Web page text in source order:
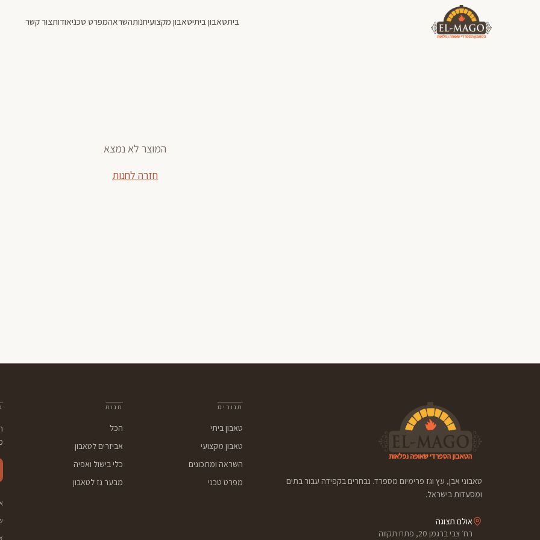
ביתטאבון ביתיטאבון מקצועיחנותהשראהמפרט טכניאודותצור קשר
המוצר לא נמצא
חזרה לחנות
טאבוני אבן, עץ וגז פרימיום מספרד. נבחרים בקפידה עבור בתים
ומסעדות בישראל.
אולם תצוגה
רח׳ צבי ברגמן 20, פתח תקווה
תנורים
טאבון ביתי
טאבון מקצועי
השראה ומתכונים
מפרט טכני
חנות
הכל
אביזרים לטאבון
כלי בישול ואפיה
מבער גז לטאבון